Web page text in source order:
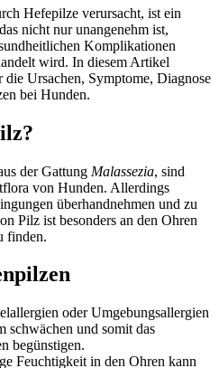
Hefepilze verursacht, ist ein
nicht nur unangenehm ist,
Komplikationen
wird. In diesem Artikel
Ursachen, Symptome, Diagnose
bei Hunden.
der Gattung Malassezia, sind
von Hunden. Allerdings
überhandnehmen und zu
Pilz ist besonders an den Ohren
finden.
oder Umgebungsallergien
schwächen und somit das
begünstigen.
Feuchtigkeit in den Ohren kann